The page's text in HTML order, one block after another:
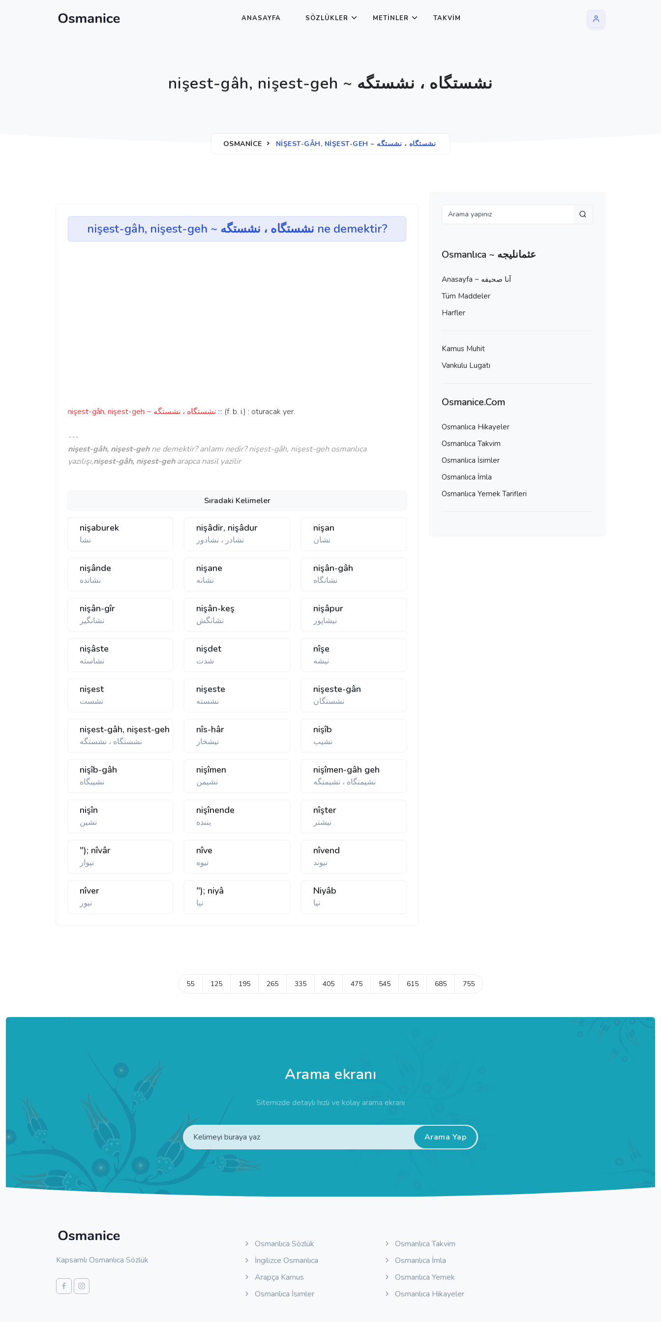
ANASAYFA SÖZLÜKLER METINLER TAKVIM
nişest-gâh, nişest-geh ~ نشستگاه ، نشستگه
OSMANICE NIŞEST-GÂH, NIŞEST-GEH ~ نشستگاه ، نشستگه
nişest-gâh, nişest-geh ~ نشستگاه ، نشستگه ne demektir?
nişest-gâh, nişest-geh ~ نشستگاه ، نشستگه ::: (f. b. i.) : oturacak yer.
---
nişest-gâh, nişest-gehne demektir? anlamı nedir? nişest-gâh, nişest-geh osmanlıca
yazılışı,nişest-gâh, nişest-geharapca nasil yazilir
Sıradaki Kelimeler
nişaburek
نشا
nişâdir, nişâdur
نشادر ، نشادور
nişan
نشان
nişânde
نشانده
nişane
نشانه
nişân-gâh
نشانگاه
nişân-gîr
نشانگير
nişân-keş
نشانگش
nişâpur
نيشاپور
nişâste
نشاسته
nişdet
شدت
nîşe
نيشه
nişest
نشست
nişeste
نشسته
nişeste-gân
نشستگان
nişest-gâh, nişest-geh
نشستگاه ، نشستگه
nîs-hâr
نيشخار
nişîb
نشيب
nişîb-gâh
نشيبگاه
nişîmen
نشيمن
nişîmen-gâh geh
نشيمنگاه ، نشيمنگه
nişîn
نشين
nişînende
يننده
nîşter
نيشتر
"); nîvâr
نيوار
nîve
نيوه
nîvend
نيوند
nîver
نيور
"); niyâ
نيا
Niyâb
نيا
Osmanlıca ~ عثمانليجه
Anasayfa ~ آنا صحيفه
Tüm Maddeler
Harfler
Kamus Muhit
Vankulu Lugatı
Osmanice.Com
Osmanlıca Hikayeler
Osmanlıca Takvim
Osmanlıca İsimler
Osmanlıca İmla
Osmanlıca Yemek Tarifleri
55 125 195 265 335 405 475 545 615 685 755
Arama ekranı
Sitemizde detaylı hızlı ve kolay arama ekranı
Arama Yap
Kapsamlı Osmanlıca Sözlük
Osmanlıca Sözlük
İngilizce Osmanlıca
Arapça Kamus
Osmanlıca İsimler
Osmanlıca Takvim
Osmanlıca İmla
Osmanlıca Yemek
Osmanlıca Hikayeler